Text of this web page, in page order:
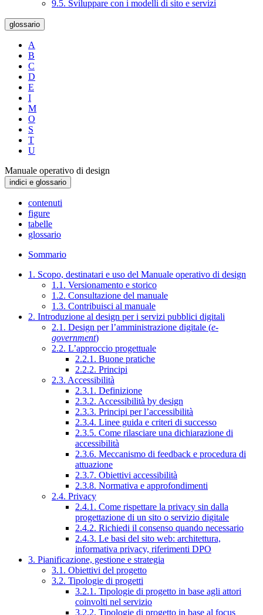
9.5. Sviluppare con i modelli di sito e servizi
glossario
A
B
C
D
E
I
M
O
S
T
U
Manuale operativo di design
indici e glossario
contenuti
figure
tabelle
glossario
Sommario
1. Scopo, destinatari e uso del Manuale operativo di design
1.1. Versionamento e storico
1.2. Consultazione del manuale
1.3. Contribuisci al manuale
2. Introduzione al design per i servizi pubblici digitali
2.1. Design per l’amministrazione digitale (e-
government)
2.2. L’approccio progettuale
2.2.1. Buone pratiche
2.2.2. Principi
2.3. Accessibilità
2.3.1. Definizione
2.3.2. Accessibilità by design
2.3.3. Principi per l’accessibilità
2.3.4. Linee guida e criteri di successo
2.3.5. Come rilasciare una dichiarazione di
accessibilità
2.3.6. Meccanismo di feedback e procedura di
attuazione
2.3.7. Obiettivi accessibilità
2.3.8. Normativa e approfondimenti
2.4. Privacy
2.4.1. Come rispettare la privacy sin dalla
progettazione di un sito o servizio digitale
2.4.2. Richiedi il consenso quando necessario
2.4.3. Le basi del sito web: architettura,
informativa privacy, riferimenti DPO
3. Pianificazione, gestione e strategia
3.1. Obiettivi del progetto
3.2. Tipologie di progetti
3.2.1. Tipologie di progetto in base agli attori
coinvolti nel servizio
3.2.2. Tipologie di progetto in base al focus